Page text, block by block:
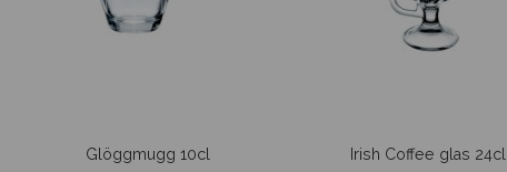
Glöggmugg 10cl Irish Coffee glas 24cl